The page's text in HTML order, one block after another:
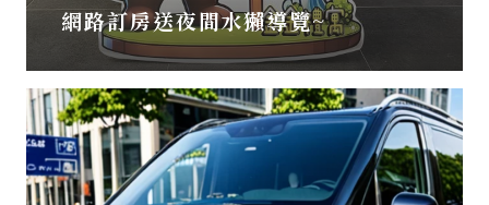
網路訂房送夜間水獺導覽~